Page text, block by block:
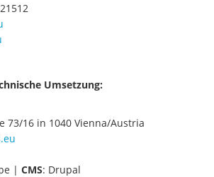
Umsetzung:
73/16 in 1040 Vienna/Austria
| CMS: Drupal